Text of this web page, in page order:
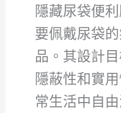
隱藏尿袋便
要佩戴尿袋
品。其設計
隱蔽性和實
常生活中自